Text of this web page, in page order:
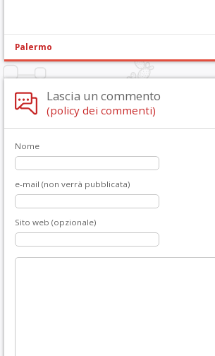
Palermo
Lascia un commento
(policy dei commenti)
Nome
e-mail (non verrà pubblicata)
Sito web (opzionale)